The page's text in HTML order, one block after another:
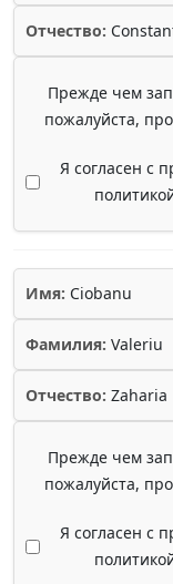
Отчество:
Прежде чем
пожалуйста,
Я согласен с
Имя: Ciobanu
Фамилия: Valeriu
Отчество: Zaharia
Прежде чем
пожалуйста,
Я согласен с